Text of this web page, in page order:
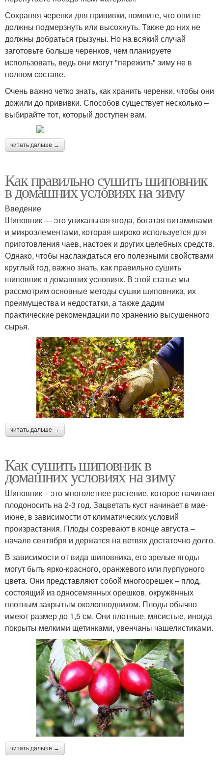
Сохраняя черенки для прививки, помните, что они не
должны подмерзнуть или высохнуть. Также до них не
должны добраться грызуны. Но на всякий случай
заготовьте больше черенков, чем планируете
использовать, ведь они могут "пережить" зиму не в
полном составе.
Очень важно четко знать, как хранить черенки, чтобы они
дожили до прививки. Способов существует несколько –
выбирайте тот, который доступен вам.
читать дальше →
Как правильно сушить шиповник
в домашних условиях на зиму
Введение
Шиповник — это уникальная ягода, богатая витаминами
и микроэлементами, которая широко используется для
приготовления чаев, настоек и других целебных средств.
Однако, чтобы наслаждаться его полезными свойствами
круглый год, важно знать, как правильно сушить
шиповник в домашних условиях. В этой статье мы
рассмотрим основные методы сушки шиповника, их
преимущества и недостатки, а также дадим
практические рекомендации по хранению высушенного
сырья.
читать дальше →
Как сушить шиповник в
домашних условиях на зиму
Шиповник – это многолетнее растение, которое начинает
плодоносить на 2-3 год. Зацветать куст начинает в мае-
июне, в зависимости от климатических условий
произрастания. Плоды созревают в конце августа –
начале сентября и держатся на ветвях достаточно долго.
В зависимости от вида шиповника, его зрелые ягоды
могут быть ярко-красного, оранжевого или пурпурного
цвета. Они представляют собой многоорешек – плод,
состоящий из односемянных орешков, окружённых
плотным закрытым околоплодником. Плоды обычно
имеют размер до 1,5 см. Они плотные, мясистые, иногда
покрыты мелкими щетинками, увенчаны чашелистиками.
читать дальше →